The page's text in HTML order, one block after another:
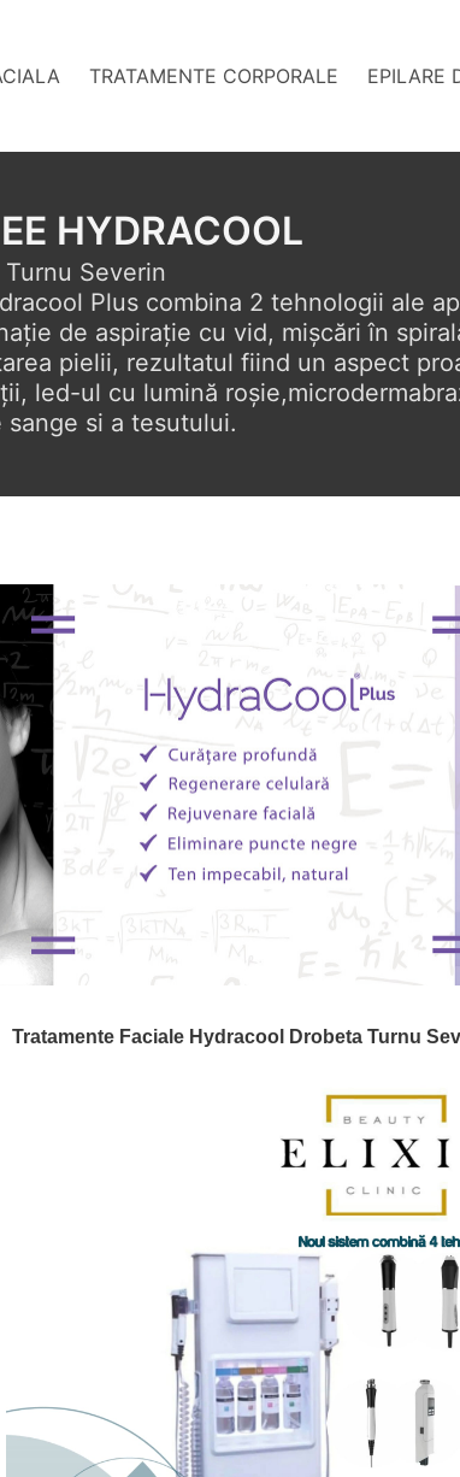
TRATAMENTE CORPORALE EPILARE
HYDRACOOL
Severin
Plus combina 2 tehnologii ale
de aspirație cu vid, mișcări în
pielii, rezultatul fiind un aspect
led-ul cu lumină
Tratamente Faciale Hydracool Drobeta Turnu